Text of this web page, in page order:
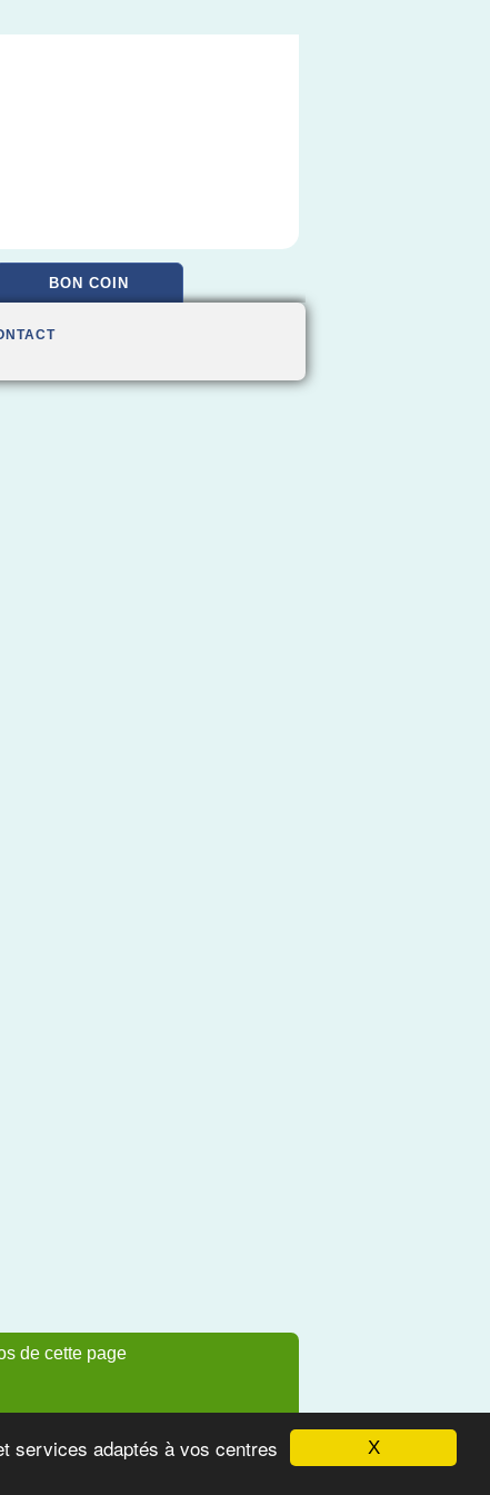
X
services adaptés à vos centres
BON COIN
de cette page